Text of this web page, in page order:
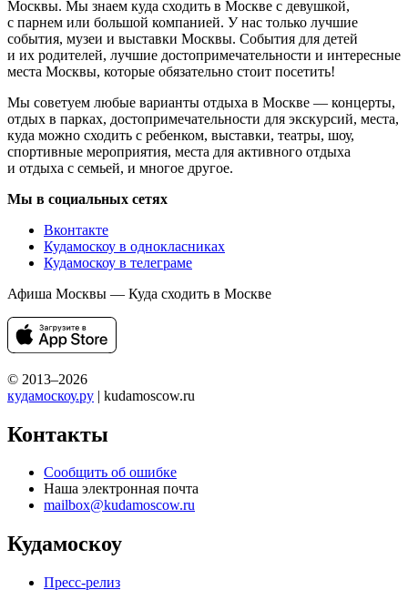
Москвы. Мы знаем куда сходить в Москве с девушкой,
с парнем или большой компанией. У нас только лучшие
события, музеи и выставки Москвы. События для детей
и их родителей, лучшие достопримечательности и интересные
места Москвы, которые обязательно стоит посетить!
Мы советуем любые варианты отдыха в Москве — концерты,
отдых в парках, достопримечательности для экскурсий, места,
куда можно сходить с ребенком, выставки, театры, шоу,
спортивные мероприятия, места для активного отдыха
и отдыха с семьей, и многое другое.
Мы в социальных сетях
Вконтакте
Кудамоскоу в однокласниках
Кудамоскоу в телеграме
Афиша Москвы — Куда сходить в Москве
© 2013–2026
кудамоскоу.ру | kudamoscow.ru
Контакты
Сообщить об ошибке
Наша электронная почта
mailbox@kudamoscow.ru
Кудамоскоу
Пресс-релиз